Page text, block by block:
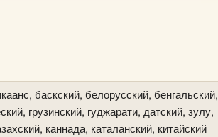
баскский, белорусский, бенгальский,
грузинский, гуджарати, датский, зулу,
каннада, каталанский, китайский